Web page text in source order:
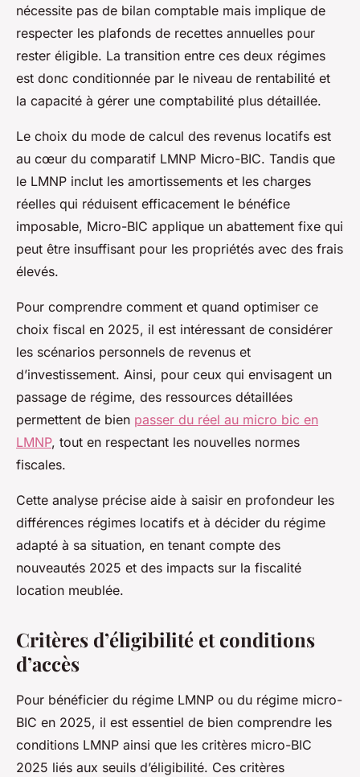
nécessite pas de bilan comptable mais implique de
respecter les plafonds de recettes annuelles pour
rester éligible. La transition entre ces deux régimes
est donc conditionnée par le niveau de rentabilité et
la capacité à gérer une comptabilité plus détaillée.
Le choix du mode de calcul des revenus locatifs est
au cœur du comparatif LMNP Micro-BIC. Tandis que
le LMNP inclut les amortissements et les charges
réelles qui réduisent efficacement le bénéfice
imposable, Micro-BIC applique un abattement fixe qui
peut être insuffisant pour les propriétés avec des frais
élevés.
Pour comprendre comment et quand optimiser ce
choix fiscal en 2025, il est intéressant de considérer
les scénarios personnels de revenus et
d’investissement. Ainsi, pour ceux qui envisagent un
passage de régime, des ressources détaillées
permettent de bien passer du réel au micro bic en
LMNP, tout en respectant les nouvelles normes
fiscales.
Cette analyse précise aide à saisir en profondeur les
différences régimes locatifs et à décider du régime
adapté à sa situation, en tenant compte des
nouveautés 2025 et des impacts sur la fiscalité
location meublée.
Critères d’éligibilité et conditions
d’accès
Pour bénéficier du régime LMNP ou du régime micro-
BIC en 2025, il est essentiel de bien comprendre les
conditions LMNP ainsi que les critères micro-BIC
2025 liés aux seuils d’éligibilité. Ces critères